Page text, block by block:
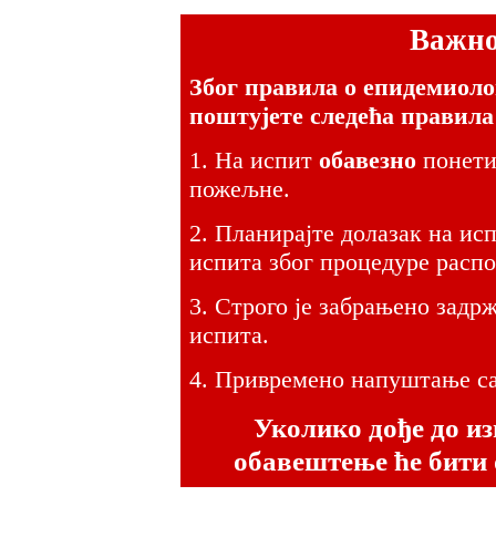
Због правила о
поштујете следећа
1. На испит обавезно
пожељне.
2. Планирајте долазак на
испита због процедуре
3. Строго је забрањено
испита.
4. Привремено напуштање
Уколико дође до
обавештење ће бити